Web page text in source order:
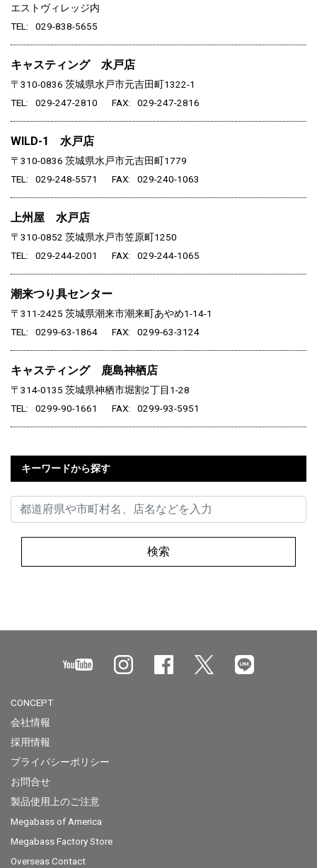
エストヴィレッジ内
TEL
029-838-5655
キャスティング 水戸店
〒310-0836 茨城県水戸市元吉田町1322-1
TEL
029-247-2810 FAX 029-247-2816
WILD-1 水戸店
〒310-0836 茨城県水戸市元吉田町1779
TEL
029-248-5571 FAX 029-240-1063
上州屋 水戸店
〒310-0852 茨城県水戸市笠原町1250
TEL
029-244-2001 FAX 029-244-1065
潮来つり具センター
〒311-2425 茨城県潮来市潮来町あやめ1-14-1
TEL
0299-63-1864 FAX 0299-63-3124
キャスティング 鹿島神栖店
〒314-0135 茨城県神栖市堀割2丁目1-28
TEL
0299-90-1661 FAX 0299-93-5951
キーワードから探す
検索
CONCEPT
会社情報
採用情報
プライバシーポリシー
お問合せ
製品使用上のご注意
Megabass of America
Megabass Factory Store
Overseas Contact